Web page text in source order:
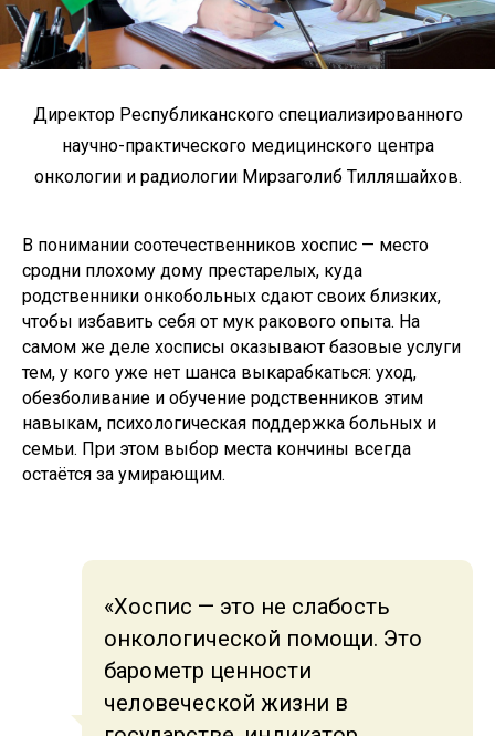
Директор Республиканского специализированного
научно-практического медицинского центра
онкологии и радиологии Мирзаголиб Тилляшайхов.
В понимании соотечественников хоспис — место
сродни плохому дому престарелых, куда
родственники онкобольных сдают своих близких,
чтобы избавить себя от мук ракового опыта. На
самом же деле хосписы оказывают базовые услуги
тем, у кого уже нет шанса выкарабкаться: уход,
обезболивание и обучение родственников этим
навыкам, психологическая поддержка больных и
семьи. При этом выбор места кончины всегда
остаётся за умирающим.
«Хоспис — это не слабость
онкологической помощи. Это
барометр ценности
человеческой жизни в